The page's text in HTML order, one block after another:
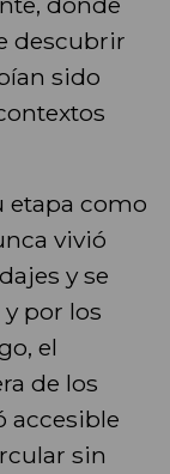
descubrir
sido
etapa como
vivió
y se
por los
el
de los
accesible
sin